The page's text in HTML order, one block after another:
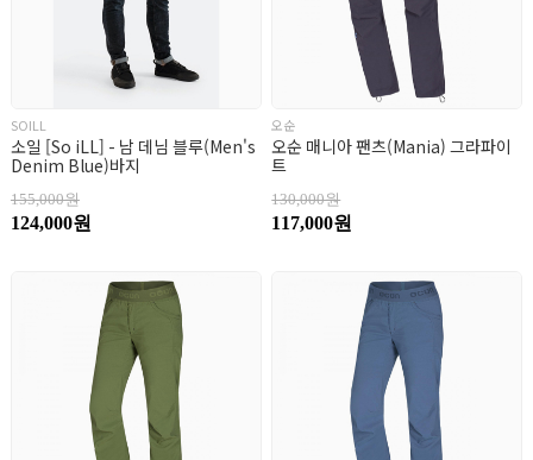
SOILL
소일 [So iLL] - 남 데님 블루(Men's
Denim Blue)바지
155,000원
124,000원
오순
오순 매니아 팬츠(Mania) 그라파이
트
130,000원
117,000원